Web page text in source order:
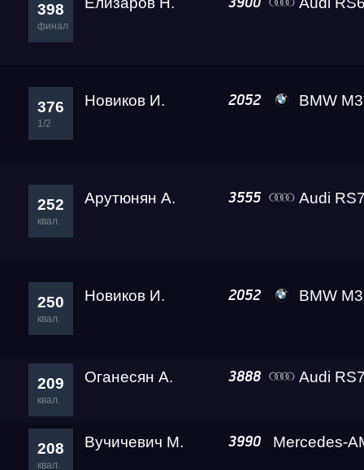
398
финал
376
1/2
Новиков И. 2052 BMW M3
252
квал.
Арутюнян А. 3555 Audi
250
квал.
Новиков И. 2052 BMW M3
209
квал.
Оганесян А. 3888 Audi RS7
208
квал.
Вучичевич М. 3990